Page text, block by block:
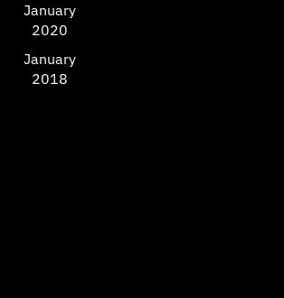
January
2020
January
2018